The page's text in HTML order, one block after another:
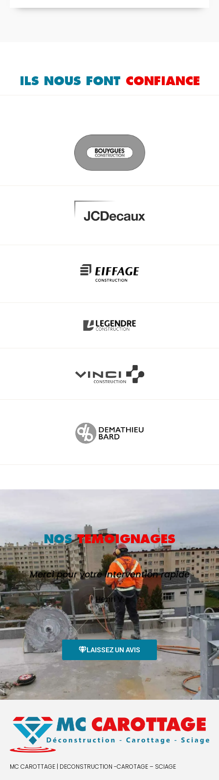
ILS NOUS FONT CONFIANCE
NOSTEMOIGNAGES
Merci pour votre intervention rapide
Henri V.
LAISSEZ UN AVIS
MC CAROTTAGE | DECONSTRUCTION -CAROTAGE – SCIAGE